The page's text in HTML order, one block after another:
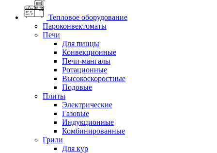
Тепловое оборудование
Пароконвектоматы
Печи
Для пиццы
Конвекционные
Печи-мангалы
Ротационные
Высокоскоростные
Подовые
Плиты
Электрические
Газовые
Индукционные
Комбинированные
Грили
Для кур